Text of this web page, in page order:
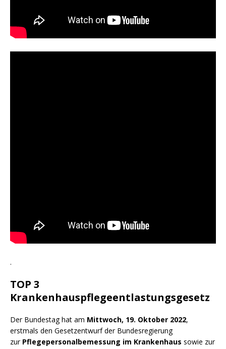
.
TOP 3
Krankenhauspflegeentlastungsgesetz
Der Bundestag hat am Mittwoch, 19. Oktober 2022,
erstmals den Gesetzentwurf der Bundesregierung
zur Pflegepersonalbemessung im Krankenhaus sowie zur